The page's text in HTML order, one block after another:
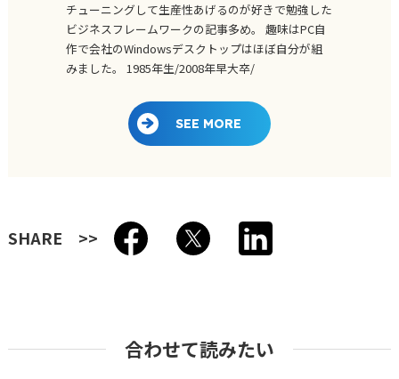
チューニングして生産性あげるのが好きで勉強した
ビジネスフレームワークの記事多め。 趣味はPC自
作で会社のWindowsデスクトップはほぼ自分が組
みました。 1985年生/2008年早大卒/
SEE MORE
SHARE
合わせて読みたい